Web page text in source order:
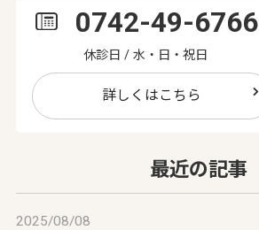
0742-49-6766
休診日 / 水・日・祝日
詳しくはこちら
最近の記事
2025/08/08